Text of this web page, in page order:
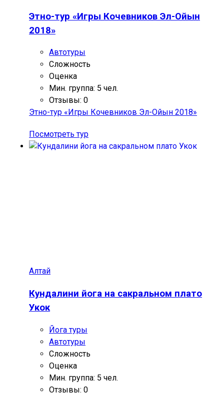
Этно-тур «Игры Кочевников Эл-Ойын
2018»
Автотуры
Сложность
Оценка
Мин. группа: 5 чел.
Отзывы: 0
Этно-тур «Игры Кочевников Эл-Ойын 2018»
Посмотреть тур
Алтай
Кундалини йога на сакральном плато
Укок
Йога туры
Автотуры
Сложность
Оценка
Мин. группа: 5 чел.
Отзывы: 0